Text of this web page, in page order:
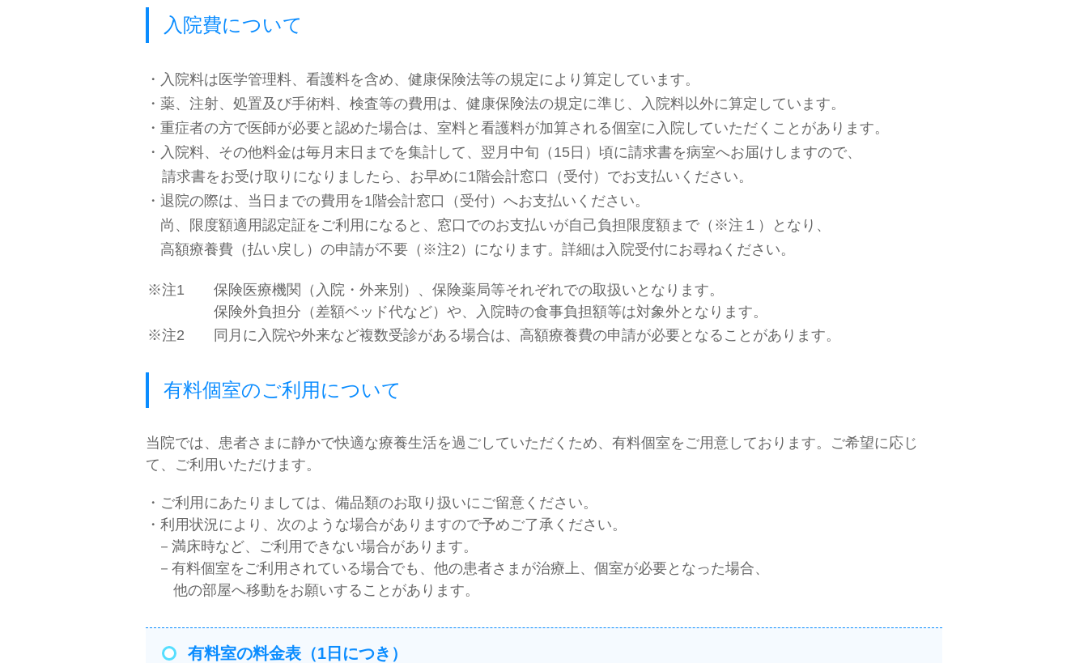
入院費について
・入院料は医学管理料、看護料を含め、健康保険法等の規定により算定しています。
・薬、注射、処置及び手術料、検査等の費用は、健康保険法の規定に準じ、入院料以外に算定しています。
・重症者の方で医師が必要と認めた場合は、室料と看護料が加算される個室に入院していただくことがあります。
・入院料、その他料金は毎月末日までを集計して、翌月中旬（15日）頃に請求書を病室へお届けしますので、
請求書をお受け取りになりましたら、お早めに1階会計窓口（受付）でお支払いください。
・退院の際は、当日までの費用を1階会計窓口（受付）へお支払いください。
尚、限度額適用認定証をご利用になると、窓口でのお支払いが自己負担限度額まで（※注１）となり、
高額療養費（払い戻し）の申請が不要（※注2）になります。詳細は入院受付にお尋ねください。
※注1
保険医療機関（入院・外来別）、保険薬局等それぞれでの取扱いとなります。
保険外負担分（差額ベッド代など）や、入院時の食事負担額等は対象外となります。
※注2
同月に入院や外来など複数受診がある場合は、高額療養費の申請が必要となることがあります。
有料個室のご利用について
当院では、患者さまに静かで快適な療養生活を過ごしていただくため、有料個室をご用意しております。ご希望に応じ
て、ご利用いただけます。
・ご利用にあたりましては、備品類のお取り扱いにご留意ください。
・利用状況により、次のような場合がありますので予めご了承ください。
－満床時など、ご利用できない場合があります。
－有料個室をご利用されている場合でも、他の患者さまが治療上、個室が必要となった場合、
他の部屋へ移動をお願いすることがあります。
有料室の料金表（1日につき）